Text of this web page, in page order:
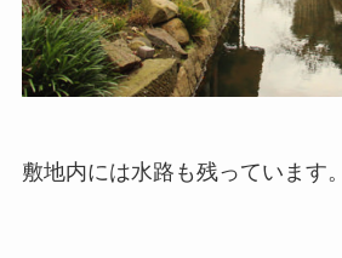
敷地内には水路も残っています。